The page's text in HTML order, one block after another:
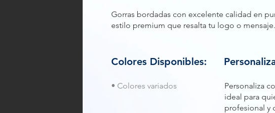
Gorras bordadas con excelente calidad en
estilo premium que resalta tu logo o mensaje.
Colores Disponibles:
• Colores variados
Personaliza
ideal para
profesional y